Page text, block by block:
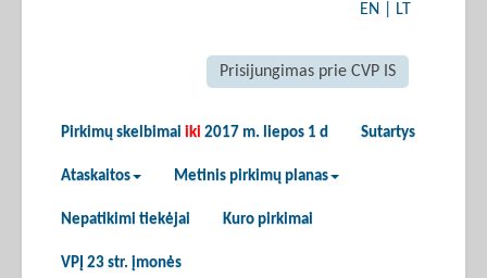
EN LT
Prisijungimas prie CVP IS
Pirkimų skelbimai iki 2017 m. liepos 1 d Sutartys
Ataskaitos Metinis pirkimų planas
Nepatikimi tiekėjai Kuro pirkimai
VPĮ 23 str. įmonės